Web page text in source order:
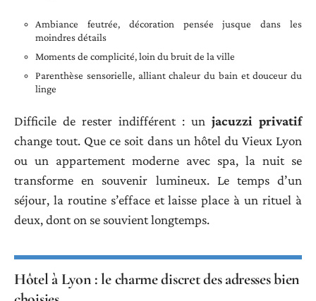
Ambiance feutrée, décoration pensée jusque dans les
moindres détails
Moments de complicité, loin du bruit de la ville
Parenthèse sensorielle, alliant chaleur du bain et douceur du
linge
Difficile de rester indifférent : un jacuzzi privatif
change tout. Que ce soit dans un hôtel du Vieux Lyon
ou un appartement moderne avec spa, la nuit se
transforme en souvenir lumineux. Le temps d’un
séjour, la routine s’efface et laisse place à un rituel à
deux, dont on se souvient longtemps.
Hôtel à Lyon : le charme discret des adresses bien